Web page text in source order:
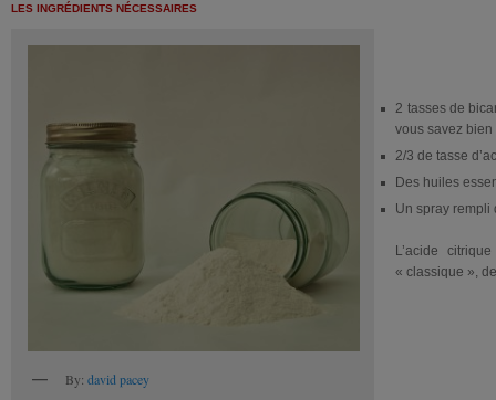
LES INGRÉDIENTS NÉCESSAIRES
By: david pacey
2 tasses de
vous savez
2/3 de tasse
Des huiles
Un spray rempli
L’acide
« classique »,